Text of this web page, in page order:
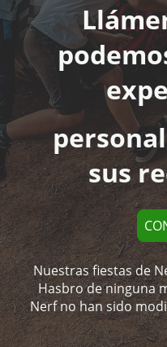
sus
Nuestras fiestas de
Hasbro de ninguna
Nerf no han sido